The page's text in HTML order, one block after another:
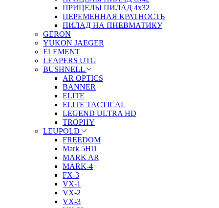
ПРИЦЕЛЫ ПИЛАД 4х32
ПЕРЕМЕННАЯ КРАТНОСТЬ
ПИЛАД НА ПНЕВМАТИКУ
GERON
YUKON JAEGER
ELEMENT
LEAPERS UTG
BUSHNELL
AR OPTICS
BANNER
ELITE
ELITE TACTICAL
LEGEND ULTRA HD
TROPHY
LEUPOLD
FREEDOM
Mark 5HD
MARK AR
MARK-4
FX-3
VX-1
VX-2
VX-3